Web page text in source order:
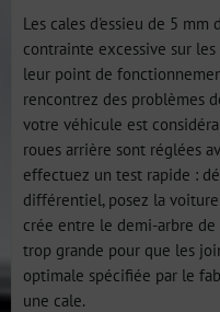
Les cales d'essieu de 5 mm
contrainte excessive sur
leur point de
rencontrez des problèmes
votre véhicule est
roues arrière sont réglées
effectuez un test rapide :
différentiel, posez la
crée entre le demi-arbre
trop grande pour que les
optimale spécifiée par le
une cale.